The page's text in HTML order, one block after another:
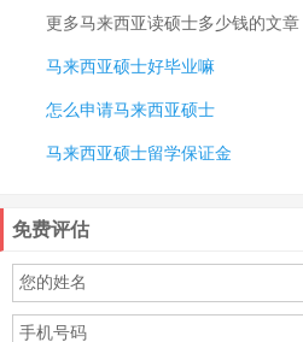
更多马来西亚读硕士多少钱的文章
马来西亚硕士好毕业嘛
怎么申请马来西亚硕士
马来西亚硕士留学保证金
免费评估